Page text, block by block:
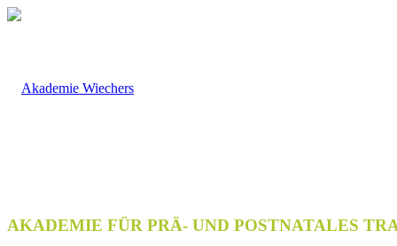
AKADEMIE FÜR PRÄ- UND POSTNATALES